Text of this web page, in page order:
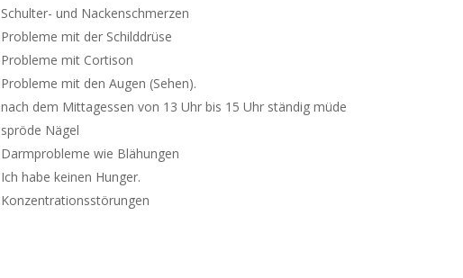
Schulter- und Nackenschmerzen
Probleme mit der Schilddrüse
Probleme mit Cortison
Probleme mit den Augen (Sehen).
nach dem Mittagessen von 13 Uhr bis 15 Uhr ständig müde
spröde Nägel
Darmprobleme wie Blähungen
Ich habe keinen Hunger.
Konzentrationsstörungen